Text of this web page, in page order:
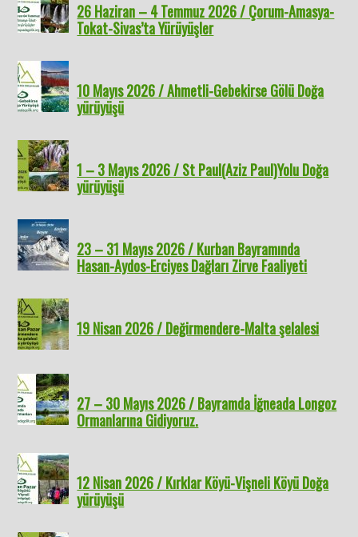
26 Haziran – 4 Temmuz 2026 / Çorum-Amasya-
Tokat-Sivas’ta Yürüyüşler
10 Mayıs 2026 / Ahmetli-Gebekirse Gölü Doğa
yürüyüşü
1 – 3 Mayıs 2026 / St Paul(Aziz Paul)Yolu Doğa
yürüyüşü
23 – 31 Mayıs 2026 / Kurban Bayramında
Hasan-Aydos-Erciyes Dağları Zirve Faaliyeti
19 Nisan 2026 / Değirmendere-Malta şelalesi
27 – 30 Mayıs 2026 / Bayramda İğneada Longoz
Ormanlarına Gidiyoruz.
12 Nisan 2026 / Kırklar Köyü-Vişneli Köyü Doğa
yürüyüşü